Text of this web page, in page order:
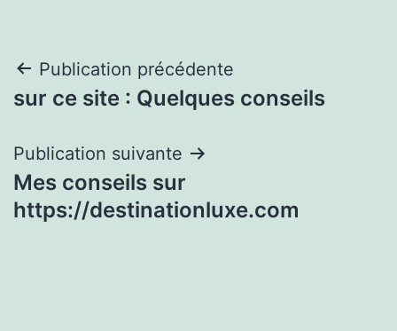
Navigation
de
l’article
Publication précédente
sur ce site : Quelques conseils
Publication suivante
Mes conseils sur
https://destinationluxe.com